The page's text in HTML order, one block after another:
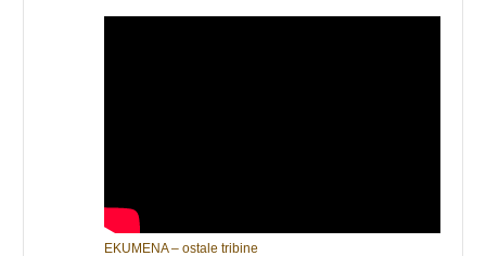
EKUMENA – ostale tribine